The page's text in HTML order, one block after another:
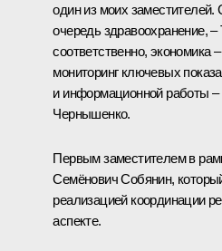
один из моих
очередь здравоохранение,
соответственно,
мониторинг ключевых
и информационной работы
Чернышенко.
Первым заместителем в
Семёнович Собянин,
реализацией координации
аспекте.